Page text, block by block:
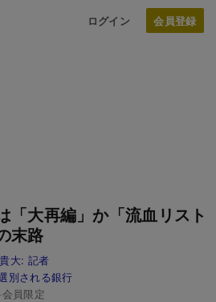
ログイン
「大再編」か「流血リスト
末路
大: 記者
別される銀行
員限定